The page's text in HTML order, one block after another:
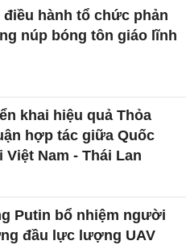
điều hành tổ chức phản
núp bóng tôn giáo lĩnh
khai hiệu quả Thỏa
hợp tác giữa Quốc
Việt Nam - Thái Lan
Putin bổ nhiệm người
đầu lực lượng UAV